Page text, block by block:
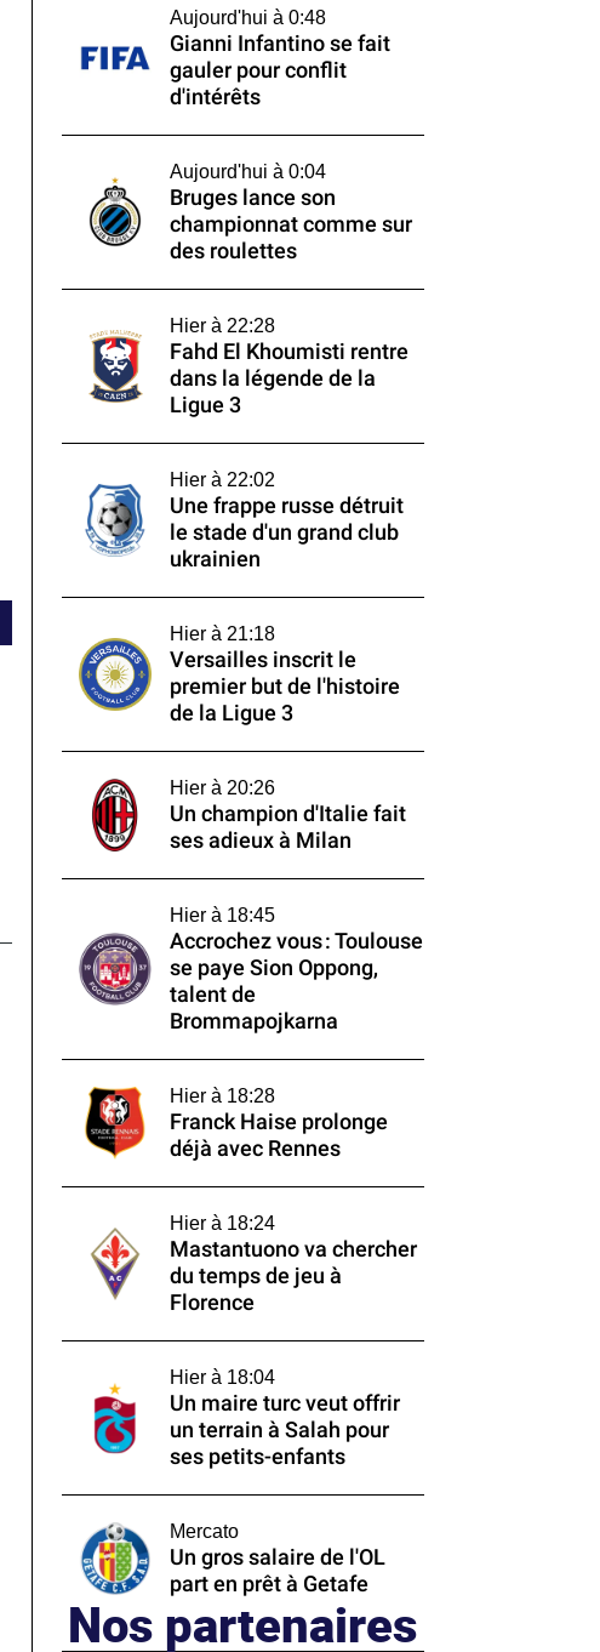
Aujourd'hui à 0:48
Gianni Infantino se fait
gauler pour conflit
d'intérêts
Aujourd'hui à 0:04
Bruges lance son
championnat comme sur
des roulettes
Hier à 22:28
Fahd El Khoumisti rentre
dans la légende de la
Ligue 3
Hier à 22:02
Une frappe russe détruit
le stade d'un grand club
ukrainien
Hier à 21:18
Versailles inscrit le
premier but de l'histoire
de la Ligue 3
Hier à 20:26
Un champion d'Italie fait
ses adieux à Milan
Hier à 18:45
Accrochez vous : Toulouse
se paye Sion Oppong,
talent de
Brommapojkarna
Hier à 18:28
Franck Haise prolonge
déjà avec Rennes
Hier à 18:24
Mastantuono va chercher
du temps de jeu à
Florence
Hier à 18:04
Un maire turc veut offrir
un terrain à Salah pour
ses petits-enfants
Mercato
Un gros salaire de l'OL
part en prêt à Getafe
Nos partenaires